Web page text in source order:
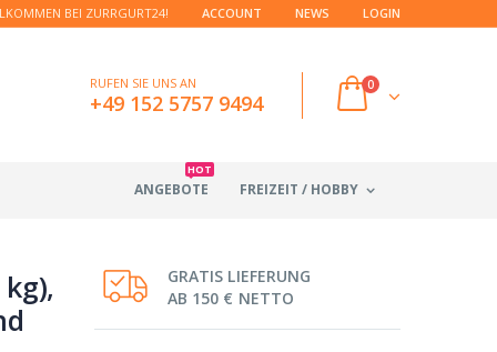
BEI ZURRGURT24! ACCOUNT NEWS LOGIN
RUFEN SIE UNS AN
+49 152 5757 9494
0
FREIZEIT / HOBBY
ANGEBOTE
HOT
GRATIS LIEFERUNG
AB 150 € NETTO